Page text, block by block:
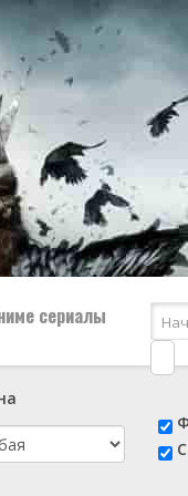
🕵️‍♂️ Детектив
сериалы